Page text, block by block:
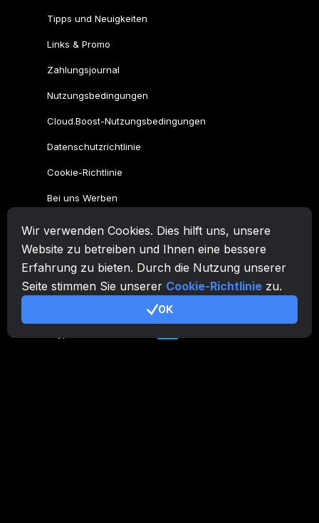
Wir verwenden Cookies. Dies hilft uns, unsere
Website zu betreiben und Ihnen eine bessere
Erfahrung zu bieten. Durch die Nutzung unserer
Seite stimmen Sie unserer Cookie-Richtlinie zu.
OK
Tipps und Neuigkeiten
Links & Promo
Zahlungsjournal
Nutzungsbedingungen
Cloud.Boost-Nutzungsbedingungen
Datenschutzrichtlinie
Cookie-Richtlinie
Bei uns Werben
CryptoTab-Familie
CryptoTabBrowser
CryptoTab für Android MAX
für Android PRO